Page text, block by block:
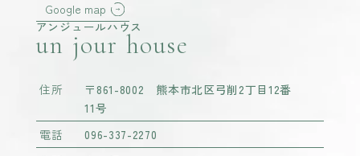
Google map
アンジュールハウス
un jour house
住所
〒861-8002 熊本市北区弓削2丁目12番
11号
電話
096-337-2270